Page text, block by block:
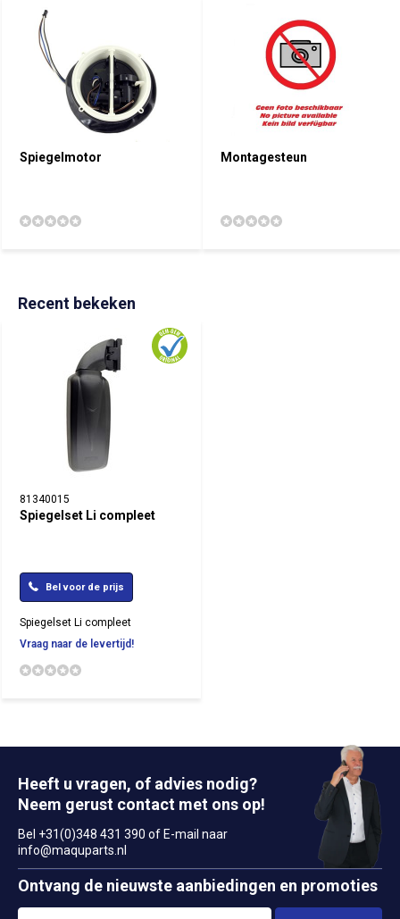
Spiegelmotor Montagesteun
Recent bekeken
81340015
Spiegelset Li compleet
Bel voor de prijs
Spiegelset Li compleet
Vraag naar de levertijd!
Heeft u vragen, of advies nodig?
Neem gerust contact met ons op!
Bel +31(0)348 431 390 of E-mail naar
info@maquparts.nl
Ontvang de nieuwste aanbiedingen en promoties